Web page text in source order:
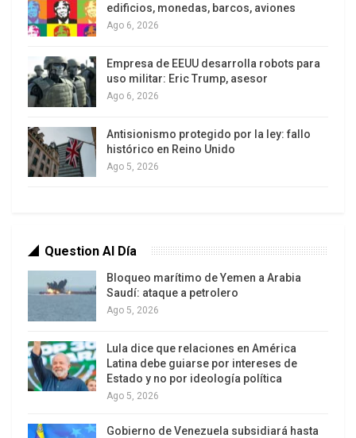
Europa en simple “subcontratista” de las guerras
ajenas.
Macron, bajo presión entre Washington y la
opinión pública
Emmanuel Macron intenta equilibrar su rechazo a
participar directamente en la guerra contra Irán
con la voluntad de preservar la alianza
ciertas decisiones de Trump y de la “peligrosa
internas por un posicionamiento percibido como
ambiguo frente a Israel.
La ofensiva de Trump e Israel contra Irán y las
tensiones con París han convertido la política
exterior en uno de los ejes inesperados de la
campaña presidencial francesa. Para sectores de
la derecha y la izquierda, la respuesta a Trump, el
edificios, monedas, barcos, aviones
Ago 6, 2026
Empresa de EEUU desarrolla robots para
uso militar: Eric Trump, asesor
Ago 6, 2026
Antisionismo protegido por la ley: fallo
histórico en Reino Unido
Ago 5, 2026
Question Al Día
Bloqueo marítimo de Yemen a Arabia
Saudí: ataque a petrolero
Ago 5, 2026
Lula dice que relaciones en América
Latina debe guiarse por intereses de
Estado y no por ideología política
Ago 5, 2026
Gobierno de Venezuela subsidiará hasta